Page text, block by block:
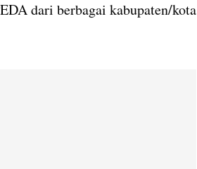
dari berbagai kabupaten/kota